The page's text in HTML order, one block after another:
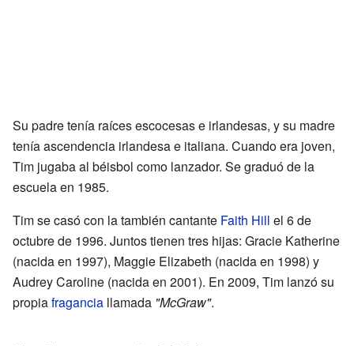
Su padre tenía raíces escocesas e irlandesas, y su madre
tenía ascendencia irlandesa e italiana. Cuando era joven,
Tim jugaba al béisbol como lanzador. Se graduó de la
escuela en 1985.
Tim se casó con la también cantante Faith Hill el 6 de
octubre de 1996. Juntos tienen tres hijas: Gracie Katherine
(nacida en 1997), Maggie Elizabeth (nacida en 1998) y
Audrey Caroline (nacida en 2001). En 2009, Tim lanzó su
propiafragancia llamada "McGraw".